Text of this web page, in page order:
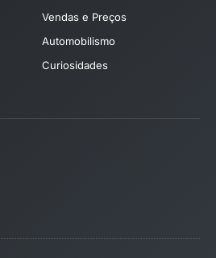
Vendas e Preços
Automobilismo
Curiosidades